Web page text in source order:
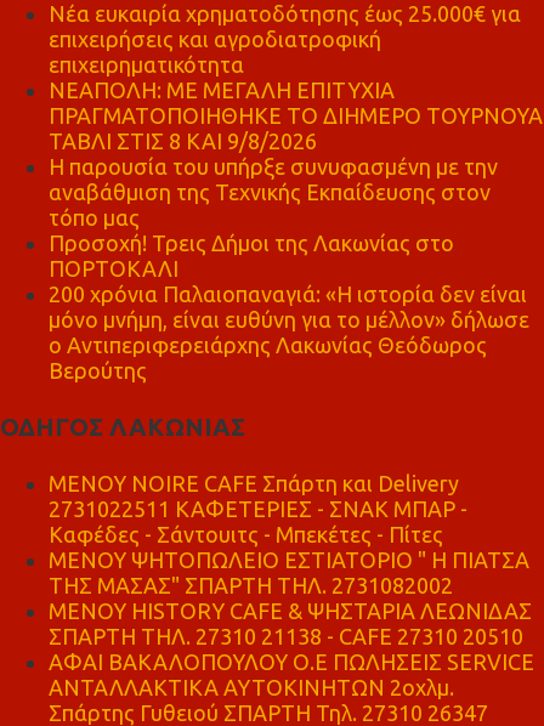
Νέα ευκαιρία χρηματοδότησης έως 25.000€ για
επιχειρήσεις και αγροδιατροφική
επιχειρηματικότητα
ΝΕΑΠΟΛΗ: ΜΕ ΜΕΓΑΛΗ ΕΠΙΤΥΧΙΑ
ΠΡΑΓΜΑΤΟΠΟΙΗΘΗΚΕ ΤΟ ΔΙΗΜΕΡΟ ΤΟΥΡΝΟΥΑ
ΤΑΒΛΙ ΣΤΙΣ 8 ΚΑΙ 9/8/2026
Η παρουσία του υπήρξε συνυφασμένη με την
αναβάθμιση της Τεχνικής Εκπαίδευσης στον
τόπο μας
Προσοχή! Τρεις Δήμοι της Λακωνίας στο
ΠΟΡΤΟΚΑΛΙ
200 χρόνια Παλαιοπαναγιά: «Η ιστορία δεν είναι
μόνο μνήμη, είναι ευθύνη για το μέλλον» δήλωσε
ο Αντιπεριφερειάρχης Λακωνίας Θεόδωρος
Βερούτης
ΟΔΗΓΟΣ ΛΑΚΩΝΙΑΣ
MENOY NOIRE CAFE Σπάρτη και Delivery
2731022511 ΚΑΦΕΤΕΡΙΕΣ - ΣΝΑΚ ΜΠΑΡ -
Καφέδες - Σάντουιτς - Μπεκέτες - Πίτες
ΜΕΝΟΥ ΨΗΤΟΠΩΛΕΙΟ ΕΣΤΙΑΤΟΡΙΟ " Η ΠΙΑΤΣΑ
ΤΗΣ ΜΑΣΑΣ" ΣΠΑΡΤΗ ΤΗΛ. 2731082002
ΜΕΝΟΥ HISTORY CAFE & ΨΗΣΤΑΡΙΑ ΛΕΩΝΙΔΑΣ
ΣΠΑΡΤΗ ΤΗΛ. 27310 21138 - CAFE 27310 20510
ΑΦΑΙ ΒΑΚΑΛΟΠΟΥΛΟΥ Ο.Ε ΠΩΛΗΣΕΙΣ SERVICE
ΑΝΤΑΛΛΑΚΤΙΚΑ ΑΥΤΟΚΙΝΗΤΩΝ 2οχλμ.
Σπάρτης Γυθειού ΣΠΑΡΤΗ Τηλ. 27310 26347